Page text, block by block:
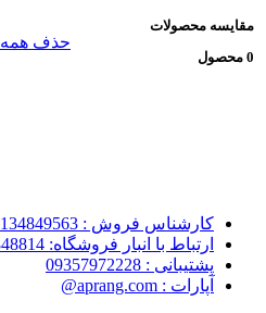
مقایسه محصولات
0 محصول
حذف همه
کارشناس فروش : 09134849563
ارتباط با انبار فروشگاه: 09132848814
پشتیبانی : 09357972228
آپارات : aprang.com@